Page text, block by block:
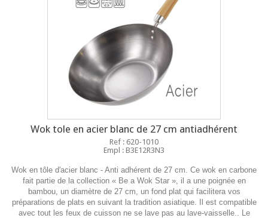
Wok tole en acier blanc de 27 cm antiadhérent
Ref : 620-1010
Empl : B3E12R3N3
Wok en tôle d'acier blanc - Anti adhérent de 27 cm. Ce wok en carbone
fait partie de la collection « Be a Wok Star », il a une poignée en
bambou, un diamètre de 27 cm, un fond plat qui facilitera vos
préparations de plats en suivant la tradition asiatique. Il est compatible
avec tout les feux de cuisson ne se lave pas au lave-vaisselle.. Le